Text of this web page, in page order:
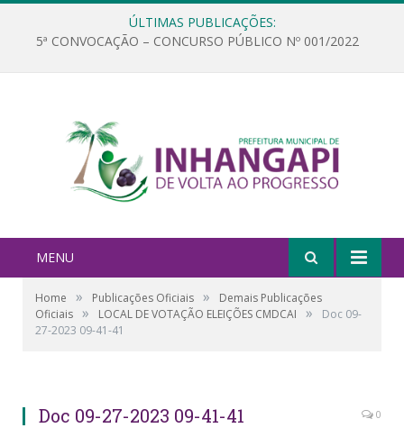
ÚLTIMAS PUBLICAÇÕES:
5ª CONVOCAÇÃO – CONCURSO PÚBLICO Nº 001/2022
MENU
Home » Publicações Oficiais »
Demais Publicações
Oficiais » LOCAL DE VOTAÇÃO ELEIÇÕES CMDCAI »
Doc 09-
27-2023 09-41-41
Doc 09-27-2023 09-41-41 0